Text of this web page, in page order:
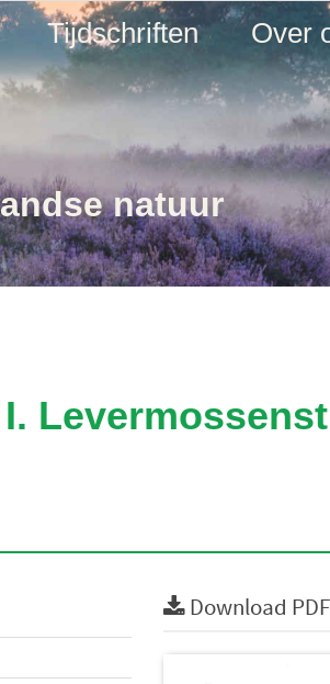
Tijdschriften Over
natuur
Download PDF